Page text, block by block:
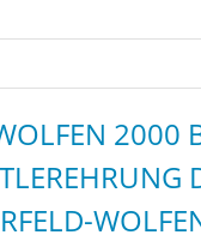
2000